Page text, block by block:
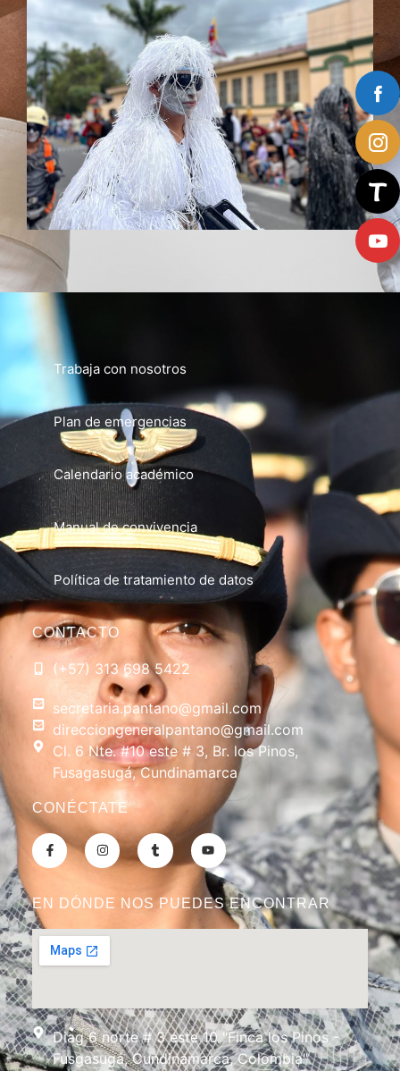
Trabaja con nosotros
Plan de emergencias
Calendario académico
Manual de convivencia
Política de tratamiento de datos
CONTACTO
(+57) 313 698 5422
secretaria.pantano@gmail.com
direcciongeneralpantano@gmail.com
Cl. 6 Nte. #10 este # 3, Br. los Pinos,
Fusagasugá, Cundinamarca
CONÉCTATE
EN DÓNDE NOS PUEDES ENCONTRAR
Diag 6 norte # 3 este 10 "Finca los Pinos -
Fusgasugá, Cundinamarca, Colombia"